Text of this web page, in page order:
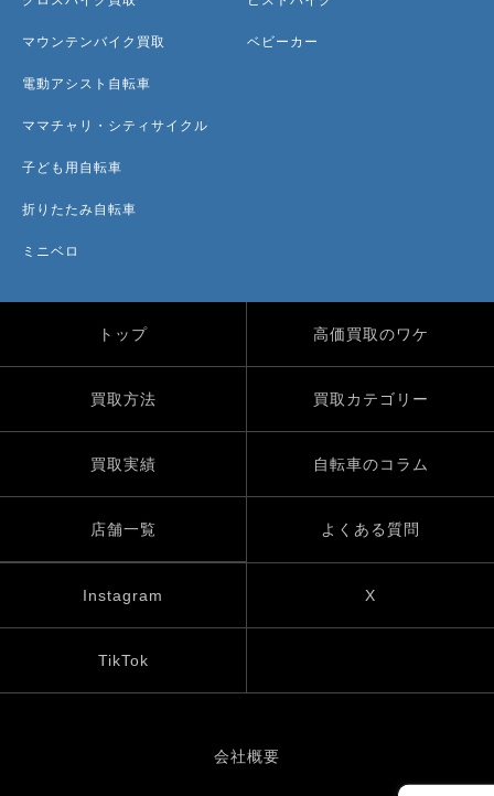
マウンテンバイク買取
電動アシスト自転車
ママチャリ・シティサイクル
子ども用自転車
折りたたみ自転車
ミニベロ
ベビーカー
トップ 高価買取のワケ
買取方法 買取カテゴリー
買取実績 自転車のコラム
店舗一覧 よくある質問
Instagram X
TikTok
会社概要